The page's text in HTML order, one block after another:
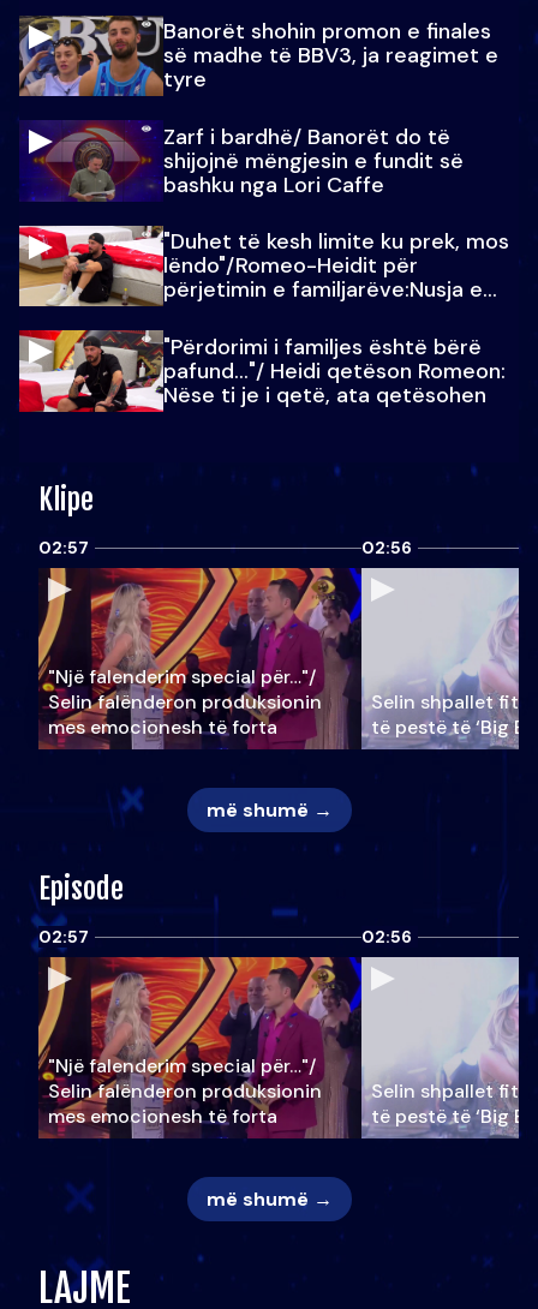
Banorët shohin promon e finales
së madhe të BBV3, ja reagimet e
tyre
Zarf i bardhë/ Banorët do të
shijojnë mëngjesin e fundit së
bashku nga Lori Caffe
"Duhet të kesh limite ku prek, mos
lëndo"/Romeo-Heidit për
përjetimin e familjarëve:Nusja e
"Përdorimi i familjes është bërë
pafund…"/ Heidi qetëson Romeon:
Nëse ti je i qetë, ata qetësohen
Klipe
02:57
"Një falenderim special për…"/
Selin falënderon produksionin
mes emocionesh të forta
02:56
Selin shpallet
të pestë të ‘Big
më shumë →
Episode
02:57
"Një falenderim special për…"/
Selin falënderon produksionin
mes emocionesh të forta
02:56
Selin shpallet
të pestë të ‘Big
më shumë →
LAJME